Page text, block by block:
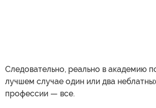
Следовательно, реально в академию
лучшем случае один или два
профессии — все.